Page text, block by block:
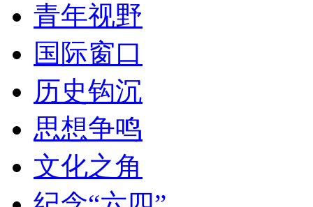
青年视野
国际窗口
历史钩沉
思想争鸣
文化之角